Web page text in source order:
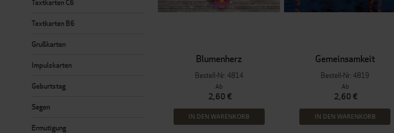
Blumenherz
Bestell-Nr: 4814
Ab
2,60 €
IN DEN WARENKORB
Gemeinsamkeit
Bestell-Nr: 4819
Ab
2,60 €
IN DEN WARENKORB
Textkarten C6
Textkarten B6
Grußkarten
Impulskarten
Geburtstag
Segen
Ermutigung